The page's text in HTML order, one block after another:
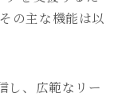
の主な機能は以
し、広範なリー